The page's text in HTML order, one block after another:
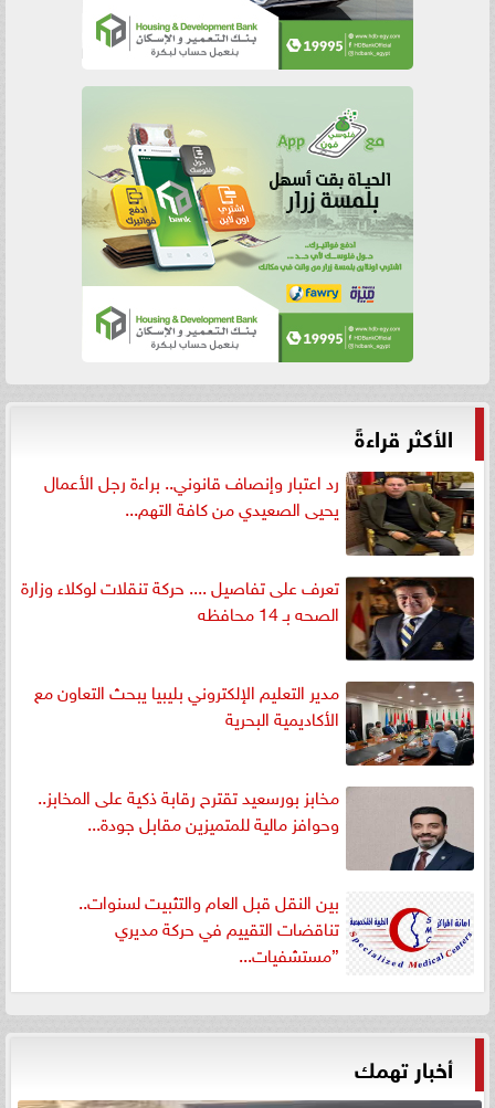
الأكثر قراءةً
رد اعتبار وإنصاف قانوني.. براءة رجل الأعمال
يحيى الصعيدي من كافة التهم...
تعرف على تفاصيل .... حركة تنقلات لوكلاء وزارة
الصحه بـ 14 محافظه
مدير التعليم الإلكتروني بليبيا يبحث التعاون مع
الأكاديمية البحرية
مخابز بورسعيد تقترح رقابة ذكية على المخابز..
وحوافز مالية للمتميزين مقابل جودة...
بين النقل قبل العام والتثبيت لسنوات..
تناقضات التقييم في حركة مديري
”مستشفيات...
أخبار تهمك